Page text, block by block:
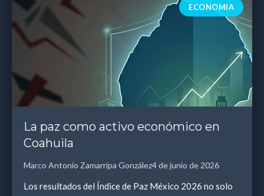
ECONOMIA
La paz como activo económico en
Coahuila
Marco Antonio Zamarripa González4 de junio de 2026
Los resultados del Índice de Paz México 2026 no solo